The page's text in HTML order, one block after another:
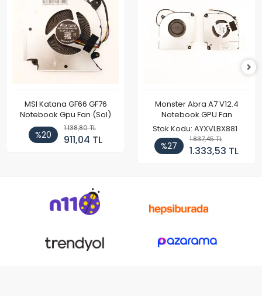
MSI Katana GF66 GF76
Notebook Gpu Fan (Sol)
%20
1.138,80 TL
911,04 TL
Monster Abra A7 V12.4
Notebook GPU Fan
Stok Kodu: AYXVLBX881
%27
1.837,45 TL
1.333,53 TL